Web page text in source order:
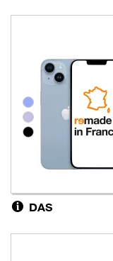
Groupe de
DAS